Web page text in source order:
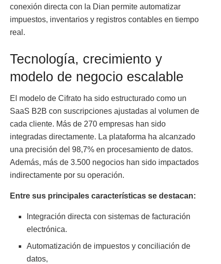
conexión directa con la Dian permite automatizar
impuestos, inventarios y registros contables en tiempo
real.
Tecnología, crecimiento y
modelo de negocio escalable
El modelo de Cifrato ha sido estructurado como un
SaaS B2B con suscripciones ajustadas al volumen de
cada cliente. Más de 270 empresas han sido
integradas directamente. La plataforma ha alcanzado
una precisión del 98,7% en procesamiento de datos.
Además, más de 3.500 negocios han sido impactados
indirectamente por su operación.
Entre sus principales características se destacan:
Integración directa con sistemas de facturación
electrónica.
Automatización de impuestos y conciliación de
datos,